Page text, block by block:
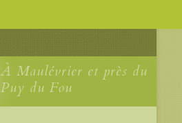
À Maulévrier et près du
Puy du Fou